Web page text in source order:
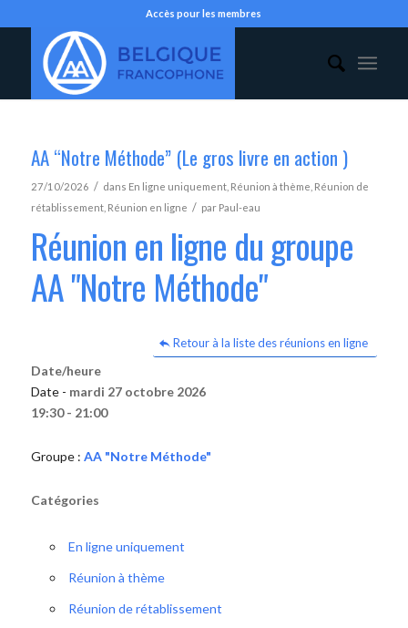
Accès pour les membres
AA “Notre Méthode” (Le gros livre en action )
27/10/2026 / dans En ligne uniquement, Réunion à thème Réunion de
rétablissement, Réunion en ligne / par Paul-eau
Réunion en ligne du groupe
AA "Notre Méthode"
Retour à la liste des réunions en ligne
Date/heure
Date - mardi 27 octobre 2026
19:30 - 21:00
Groupe : AA "Notre Méthode"
Catégories
En ligne uniquement
Réunion à thème
Réunion de rétablissement